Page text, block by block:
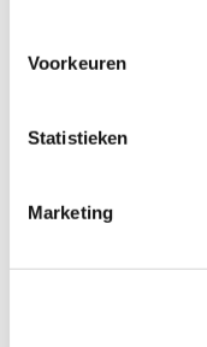
Voorkeuren
Statistieken
Marketing